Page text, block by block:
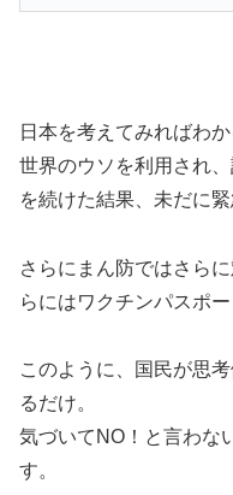
日本を考えてみればわか
世界のウソを利用され
を続けた結果、未だに緊
さらにまん防ではさら
らにはワクチンパスポー
このように、国民が思
るだけ。
気づいてNO！と言わな
す。